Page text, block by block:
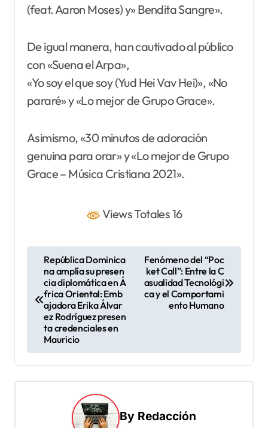
(feat. Aaron Moses) y» Bendita Sangre».
De igual manera, han cautivado al público
con «Suena el Arpa»,
«Yo soy el que soy (Yud Hei Vav Hei)», «No
pararé» y «Lo mejor de Grupo Grace».
Asimismo, «30 minutos de adoración
genuina para orar» y «Lo mejor de Grupo
Grace – Música Cristiana 2021».
Views Totales 16
a
República Dominica
na amplía su presen
cia diplomática en Á
frica Oriental: Emb
ajadora Erika Álvar
ez Rodríguez presen
ta credenciales en
Mauricio
Fenómeno del “Poc
ket Call”: Entre la C
asualidad Tecnológi
ca y el Comportami
ento Humano
By Redacción